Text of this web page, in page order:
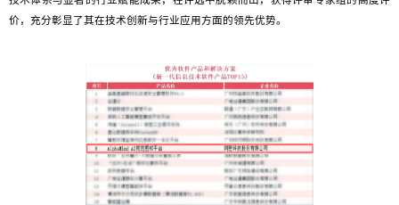
价，充分彰显了其在技术创新与行业应用方面的领先优势。